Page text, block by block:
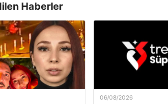
Haberler
06/08/2026